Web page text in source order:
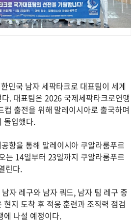
민국 남자 세팍타크로 대표팀이 세계
. 대표팀은 2026 국제세팍타크로연맹
컵 출전을 위해 말레이시아로 출국하며
돌입했다.
항을 통해 말레이시아 쿠알라룸푸르
는 14일부터 23일까지 쿠알라룸푸르
린다.
자 레구와 남자 쿼드, 남자 팀 레구 종
지 도착 후 적응 훈련과 조직력 점검
에 나설 예정이다.